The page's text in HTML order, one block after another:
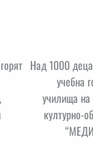
Над 1000
учебна
училища на
културно-